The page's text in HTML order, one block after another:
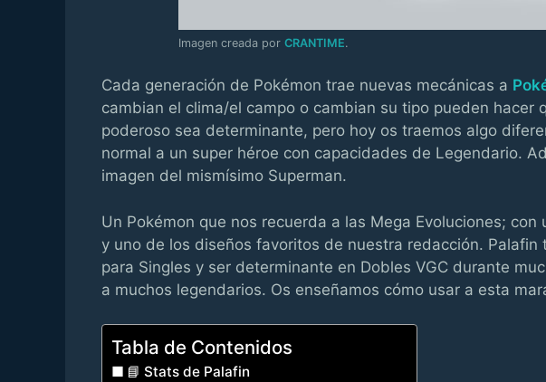
Imagen creada por CRANTIME.
Cada generación de Pokémon trae nuevas mecánicas a
cambian el clima/el campo o cambian su tipo pueden hacer
poderoso sea determinante, pero hoy os traemos algo
normal a un super héroe con capacidades de Legendario.
imagen del mismísimo Superman.
Un Pokémon que nos recuerda a las Mega Evoluciones;
y uno de los diseños favoritos de nuestra redacción.
para Singles y ser determinante en Dobles VGC durante
a muchos legendarios. Os enseñamos cómo usar a esta
Tabla de Contenidos
📘 Stats de Palafin